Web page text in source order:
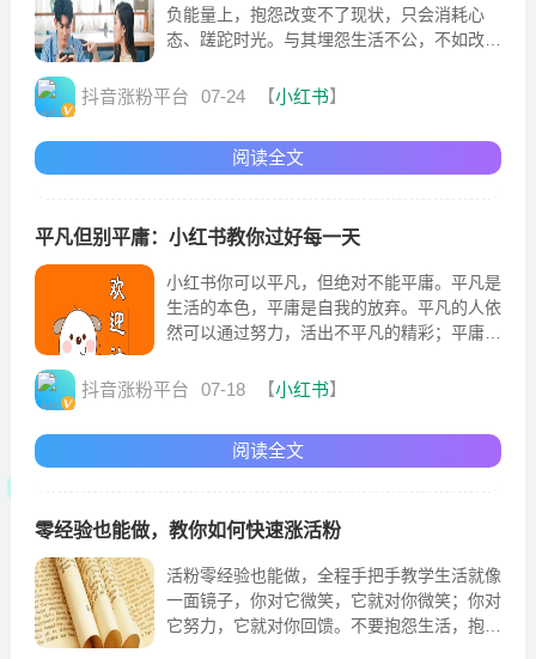
负能量上，抱怨改变不了现状，只会消耗心
态、蹉跎时光。与其埋怨生活不公，不如改变
抱怨的时间用来学习
抖音涨粉平台 07-24 【小红书】
阅读全文
平凡但别平庸：小红书教你过好每一天
小红书你可以平凡，但绝对不能平庸。平凡是
生活的本色，平庸是自我的放弃。平凡的人依
然可以通过努力，活出不平凡的精彩；平庸的
偷走你的梦想
抖音涨粉平台 07-18 【小红书】
阅读全文
零经验也能做，教你如何快速涨活粉
活粉零经验也能做，全程手把手教学生活就像
一面镜子，你对它微笑，它就对你微笑；你对
它努力，它就对你回馈。不要抱怨生活，抱怨